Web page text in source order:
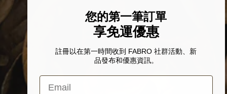
您的第一筆訂單
享免運優惠
註冊以在第一時間收到 FABRO 社群活動、新
品發布和優惠資訊。
Email